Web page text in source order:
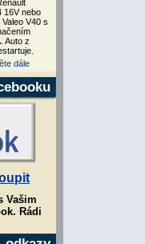
16V nebo
V40 s
Auto z
dále
Vašim
Rádi